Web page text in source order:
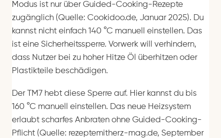
Modus ist nur über Guided-Cooking-Rezepte
zugänglich (Quelle: Cookidoo.de, Januar 2025). Du
kannst nicht einfach 140 °C manuell einstellen. Das
ist eine Sicherheitssperre. Vorwerk will verhindern,
dass Nutzer bei zu hoher Hitze Öl überhitzen oder
Plastikteile beschädigen.
Der TM7 hebt diese Sperre auf. Hier kannst du bis
160 °C manuell einstellen. Das neue Heizsystem
erlaubt scharfes Anbraten ohne Guided-Cooking-
Pflicht (Quelle: rezeptemitherz-mag.de, September